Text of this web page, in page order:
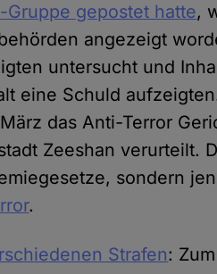
gepostet hatte,
angezeigt
untersucht und
eine Schuld
das Anti-Terror
Zeeshan verurteilt.
sondern
.
Strafen: